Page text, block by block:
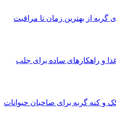
از بهترین زمان تا مراقبت‌
و راهکارهای ساده برای جلب
و کنه گربه برای صاحبان حیوانات